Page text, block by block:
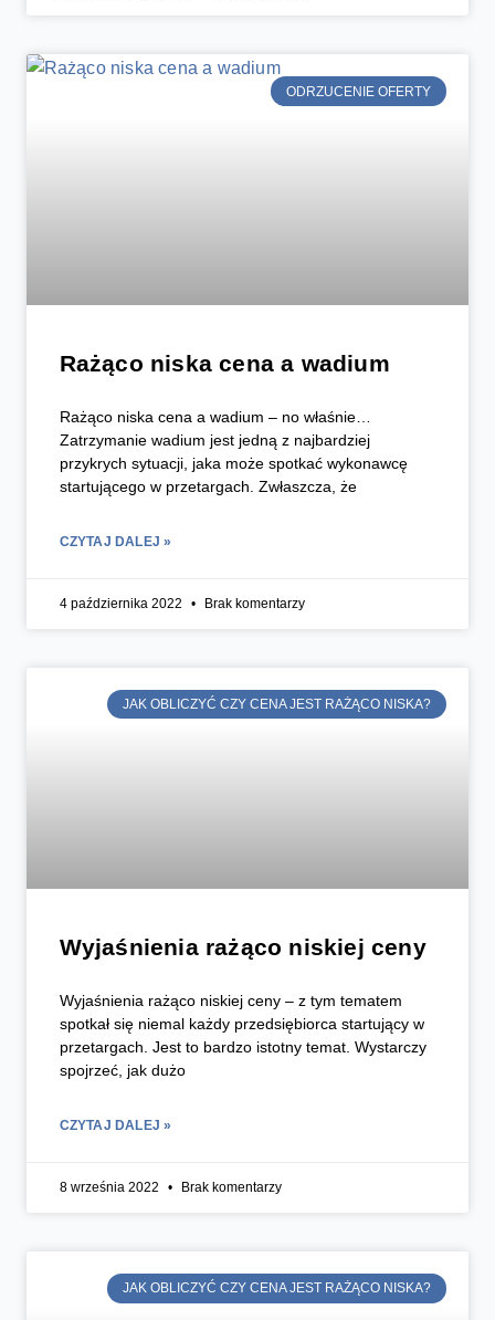
ODRZUCENIE OFERTY
Rażąco niska cena a wadium
Rażąco niska cena a wadium – no właśnie…
Zatrzymanie wadium jest jedną z najbardziej
przykrych sytuacji, jaka może spotkać wykonawcę
startującego w przetargach. Zwłaszcza, że
CZYTAJ DALEJ »
4 października 2022 Brak komentarzy
JAK OBLICZYĆ CZY CENA JEST RAŻĄCO NISKA?
Wyjaśnienia rażąco niskiej ceny
Wyjaśnienia rażąco niskiej ceny – z tym tematem
spotkał się niemal każdy przedsiębiorca startujący w
przetargach. Jest to bardzo istotny temat. Wystarczy
spojrzeć, jak dużo
CZYTAJ DALEJ »
8 września 2022 Brak komentarzy
JAK OBLICZYĆ CZY CENA JEST RAŻĄCO NISKA?